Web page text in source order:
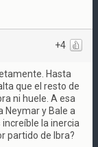
+4
Hasta
que el resto de
ni huele. A esa
Neymar y Bale a
increíble la inercia
partido de Ibra?